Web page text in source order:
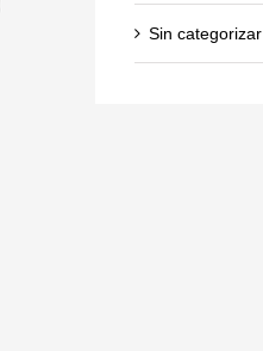
Sin categorizar